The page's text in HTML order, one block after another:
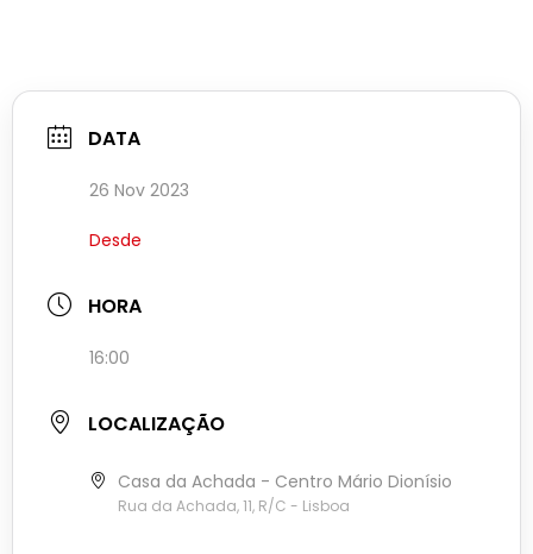
DATA
26 Nov 2023
Desde
HORA
16:00
LOCALIZAÇÃO
Casa da Achada - Centro Mário Dionísio
Rua da Achada, 11, R/C - Lisboa